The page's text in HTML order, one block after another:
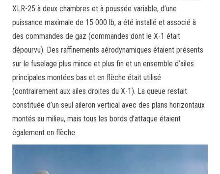
XLR-25 à deux chambres et à poussée variable, d’une
puissance maximale de 15 000 lb, a été installé et associé à
des commandes de gaz (commandes dont le X-1 était
dépourvu). Des raffinements aérodynamiques étaient présents
sur le fuselage plus mince et plus fin et un ensemble d’ailes
principales montées bas et en flèche était utilisé
(contrairement aux ailes droites du X-1). La queue restait
constituée d’un seul aileron vertical avec des plans horizontaux
montés au milieu, mais tous les bords d’attaque étaient
également en flèche.